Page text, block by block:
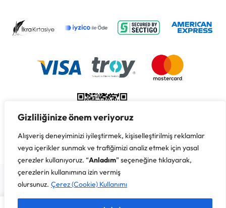
Gizliliğinize önem veriyoruz
Alışveriş deneyiminizi iyileştirmek, kişiselleştirilmiş reklamlar
veya içerikler sunmak ve trafiğimizi analiz etmek için yasal
çerezler kullanıyoruz. “Anladım” seçeneğine tıklayarak,
çerezlerin kullanımına izin vermiş
olursunuz. Çerez (Cookie) Kullanımı
Copyright © 2026 İkra Kırtasiye & Süreyya Özbay, Her Hakkı
Saklıdır.